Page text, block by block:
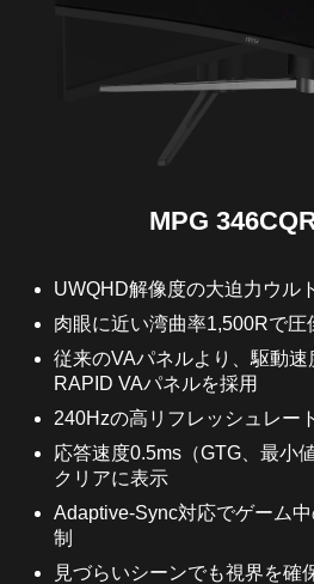
MPG
UWQHD解像度の大迫力ウル
肉眼に近い湾曲率1,500Rで圧
従来のVAパネルより、駆動速
RAPID VAパネルを採用
240Hzの高リフレッシュレー
応答速度0.5ms（GTG、最小
クリアに表示
Adaptive-Sync対応でゲーム
制
見づらいシーンでも視界を確